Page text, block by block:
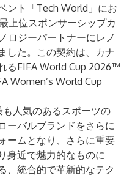
ント「Tech World」にお
上位スポンサーシップカ
ロジーパートナーにレノ
した。この契約は、カナ
るFIFA World Cup 2026™
Women’s World Cup
人気のあるスポーツの
ーバルブランドをさらに
ームとなり、さらに重要
身近で魅力的なものに
、統合的で革新的なテク